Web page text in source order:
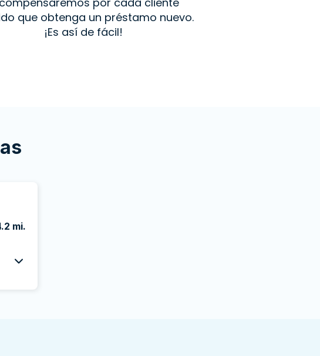
que obtenga un préstamo nuevo.
¡Es así de fácil!
mi.